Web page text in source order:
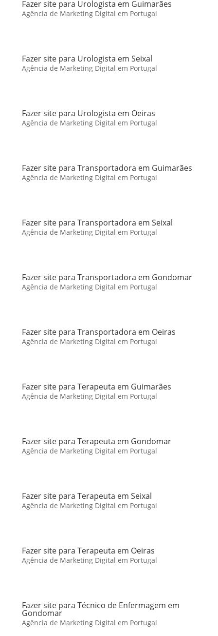
Fazer site para Urologista em Guimarães
Agência de Marketing Digital em Portugal
Fazer site para Urologista em Seixal
Agência de Marketing Digital em Portugal
Fazer site para Urologista em Oeiras
Agência de Marketing Digital em Portugal
Fazer site para Transportadora em Guimarães
Agência de Marketing Digital em Portugal
Fazer site para Transportadora em Seixal
Agência de Marketing Digital em Portugal
Fazer site para Transportadora em Gondomar
Agência de Marketing Digital em Portugal
Fazer site para Transportadora em Oeiras
Agência de Marketing Digital em Portugal
Fazer site para Terapeuta em Guimarães
Agência de Marketing Digital em Portugal
Fazer site para Terapeuta em Gondomar
Agência de Marketing Digital em Portugal
Fazer site para Terapeuta em Seixal
Agência de Marketing Digital em Portugal
Fazer site para Terapeuta em Oeiras
Agência de Marketing Digital em Portugal
Fazer site para Técnico de Enfermagem em
Gondomar
Agência de Marketing Digital em Portugal